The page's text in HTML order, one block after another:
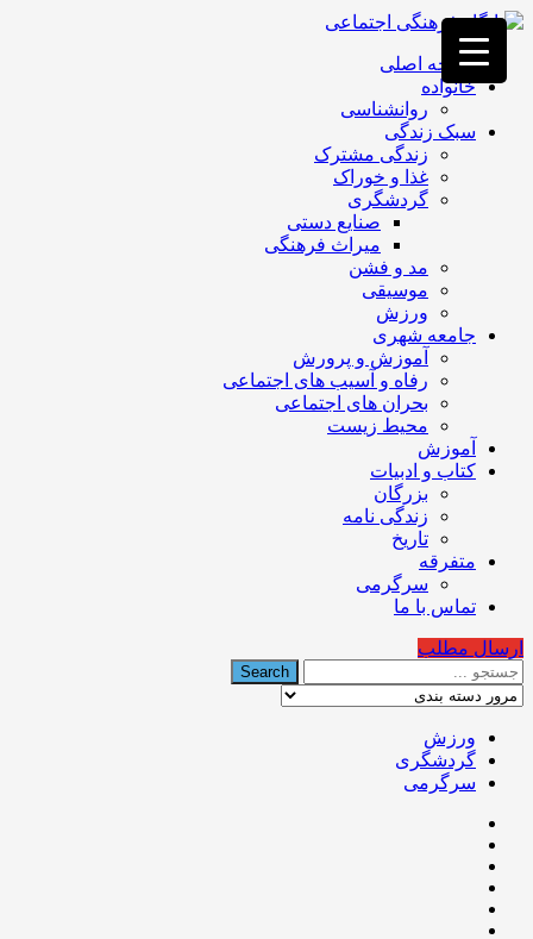
فصد
خون
غرب
تهران
خشکشویی
تصفیه
تهران
صفحه اصلی
خانواده
روانشناسی
سبک زندگی
زندگی مشترک
غذا و خوراک
گردشگری
صنایع دستی
میراث فرهنگی
مد و فشن
موسیقی
ورزش
جامعه شهری
آموزش و پرورش
رفاه و آسیب های اجتماعی
بحران های اجتماعی
محیط زیست
آموزش
کتاب و ادبیات
بزرگان
زندگی نامه
تاریخ
متفرقه
سرگرمی
تماس با ما
ارسال مطلب
ورزش
گردشگری
سرگرمی